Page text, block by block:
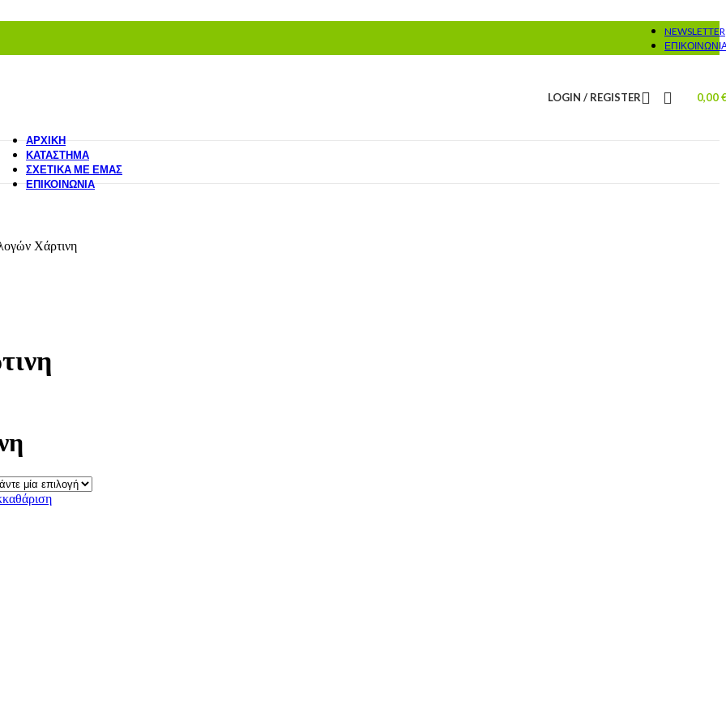
NEWSLETTER
LOGIN / REGISTER 0,00
ΑΡΧΙΚΉ
ΚΑΤΆΣΤΗΜΑ
ΣΧΕΤΙΚΆ ΜΕ ΕΜΆΣ
ΕΠΙΚΟΙΝΩΝΊΑ
Χάρτινη